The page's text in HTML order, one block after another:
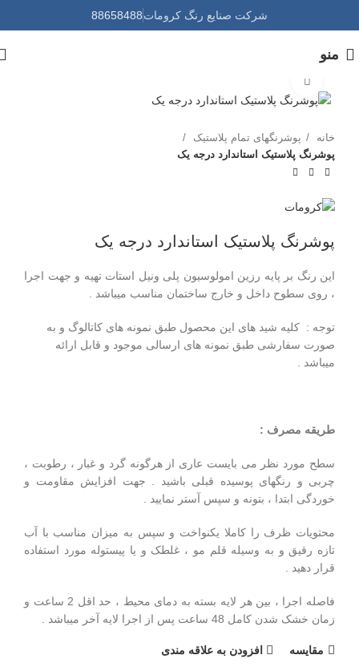
شرکت صنایع رنگ کرومات88658488
منو
خانه
پوشرنگهای تمام پلاستیک
پوشرنگ پلاستیک استاندارد درجه یک
پوشرنگ پلاستیک استاندارد درجه یک
این رنگ بر پایه رزین امولوسیون پلی ونیل استات تهیه و جهت اجرا
، روی سطوح داخل و خارج ساختمان مناسب میباشد .
توجه : کلیه شید های این محصول طبق نمونه های کاتالوگ و به
صورت سفارشی طبق نمونه های ارسالی موجود و قابل ارائه
میباشد .
طریقه مصرف :
سطح مورد نظر می بایست عاری از هرگونه گرد و غبار ، رطوبت ،
چربی و رنگهای پوسیده قبلی باشید . جهت افزایش مقاومت و
خوردگی ابتدا ، بتونه و سپس آستر نمایید .
محتویات ظرف را کاملا یکنواخت و سپس به میزان مناسب با آب
تازه رقیق و به وسیله قلم مو ، غلطک و یا پیستوله مورد استفاده
قرار دهید .
فاصله اجرا ، بین هر لایه بسته به دمای محیط ، حد اقل 2 ساعت و
زمان خشک شدن کامل 48 ساعت پس از اجرا لایه آخر میباشد .
مقايسه افزودن به علاقه مندی